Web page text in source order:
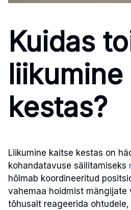
Kuidas
kestas?
Liikumine kaitse kestas on
kohandatavuse säilitamiseks
hõlmab koordineeritud
vahemaa hoidmist mängijate
tõhusalt reageerida ohtudele,